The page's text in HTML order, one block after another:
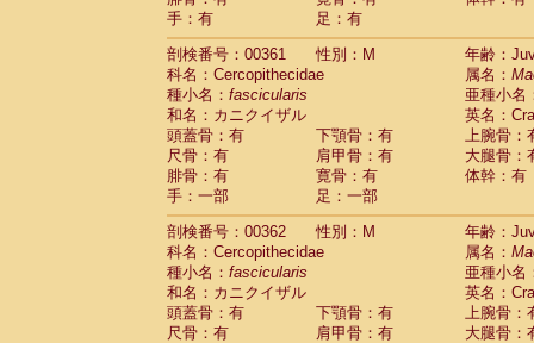
手：有
足：有
剖検番号：00361
性別：M
年齢：
科名：Cercopithecidae
属名：
種小名： fascicularis
亜種小名
和名：カニクイザル
英名：
頭蓋骨：有
下顎骨：有
上腕骨：
尺骨：有
肩甲骨：有
大腿骨：
腓骨：有
寛骨：有
体幹：有
手：一部
足：一部
剖検番号：00362
性別：M
年齢：
科名：Cercopithecidae
属名：
種小名： fascicularis
亜種小名
和名：カニクイザル
英名：
頭蓋骨：有
下顎骨：有
上腕骨：
尺骨：有
肩甲骨：有
大腿骨：